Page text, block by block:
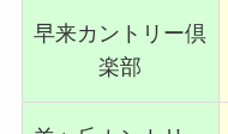
早来カントリー倶
楽部